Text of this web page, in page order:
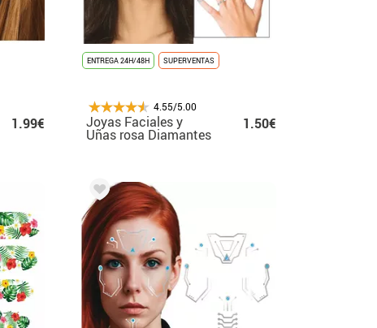
1.99€
ENTREGA 24H/48H SUPERVENTAS
4.55/5.00
Joyas Faciales y
Uñas rosa Diamantes
1.50€